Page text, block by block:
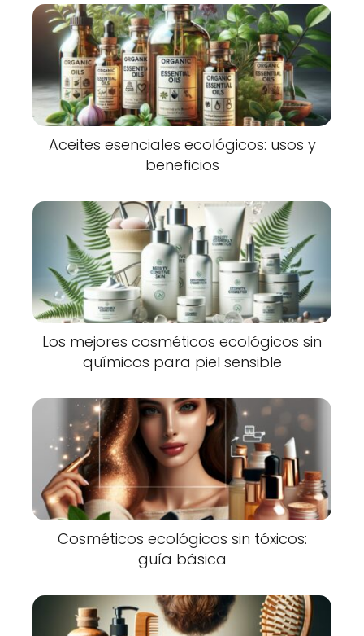
Aceites esenciales ecológicos: usos y
beneficios
Los mejores cosméticos ecológicos sin
químicos para piel sensible
Cosméticos ecológicos sin tóxicos:
guía básica